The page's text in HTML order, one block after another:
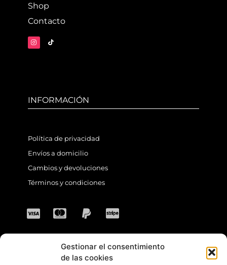
Gestionar el consentimiento
de las cookies
Shop
Contacto
INFORMACIÓN
Política de privacidad
Envíos a domicilio
Cambios y devoluciones
Términos y condiciones
CONTACTO